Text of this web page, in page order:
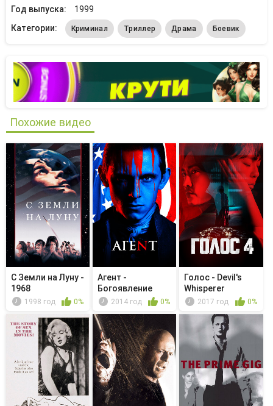
Год выпуска:
1999
Категории:
Криминал Триллер Драма Боевик
Похожие видео
С Земли на Луну -
1968
1998 год 0%
Агент -
Богоявление
2014 год 0%
Голос - Devil's
Whisperer
2017 год 0%